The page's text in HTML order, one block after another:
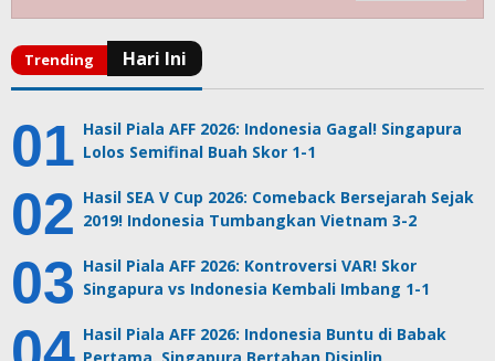
Hasil Piala AFF 2026: Indonesia Gagal! Singapura
Lolos Semifinal Buah Skor 1-1
Hasil SEA V Cup 2026: Comeback Bersejarah Sejak
2019! Indonesia Tumbangkan Vietnam 3-2
Hasil Piala AFF 2026: Kontroversi VAR! Skor
Singapura vs Indonesia Kembali Imbang 1-1
Hasil Piala AFF 2026: Indonesia Buntu di Babak